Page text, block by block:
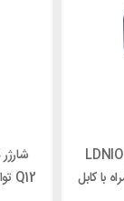
شارژر دیواری الدینیو LDNIO
Q12 توان 45 وات همراه با کابل